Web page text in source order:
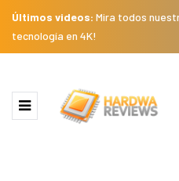
Últimos videos: Mira todos
tecnología en 4K!